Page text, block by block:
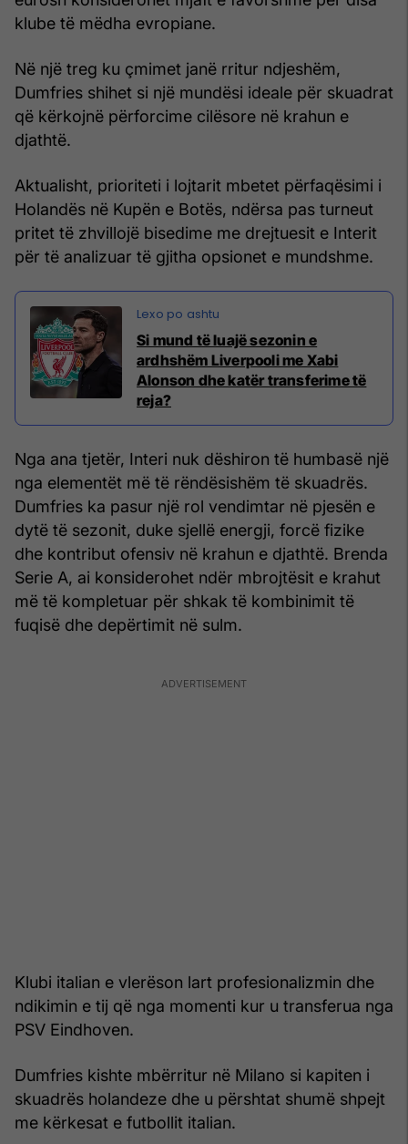
klube të mëdha evropiane.
Në një treg ku çmimet janë rritur ndjeshëm,
Dumfries shihet si një mundësi ideale për skuadrat
që kërkojnë përforcime cilësore në krahun e
djathtë.
Aktualisht, prioriteti i lojtarit mbetet përfaqësimi i
Holandës në Kupën e Botës, ndërsa pas turneut
pritet të zhvillojë bisedime me drejtuesit e Interit
për të analizuar të gjitha opsionet e mundshme.
Si mund të luajë sezonin e
ardhshëm Liverpooli me Xabi
Alonson dhe katër transferime të
reja?
Nga ana tjetër, Interi nuk dëshiron të humbasë një
nga elementët më të rëndësishëm të skuadrës.
Dumfries ka pasur një rol vendimtar në pjesën e
dytë të sezonit, duke sjellë energji, forcë fizike
dhe kontribut ofensiv në krahun e djathtë. Brenda
Serie A, ai konsiderohet ndër mbrojtësit e krahut
më të kompletuar për shkak të kombinimit të
fuqisë dhe depërtimit në sulm.
Klubi italian e vlerëson lart profesionalizmin dhe
ndikimin e tij që nga momenti kur u transferua nga
PSV Eindhoven.
Dumfries kishte mbërritur në Milano si kapiten i
skuadrës holandeze dhe u përshtat shumë shpejt
me kërkesat e futbollit italian.